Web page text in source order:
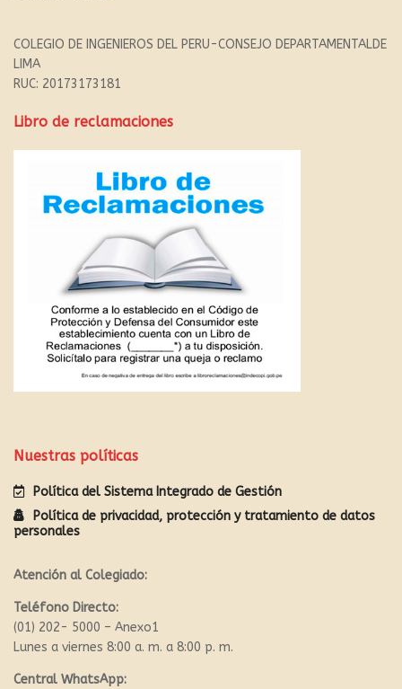
COLEGIO DE INGENIEROS DEL PERU-CONSEJO DEPARTAMENTALDE
LIMA
RUC: 20173173181
Libro de reclamaciones
Nuestras políticas
Política del Sistema Integrado de Gestión
Política de privacidad, protección y tratamiento de datos
personales
Atención al Colegiado:
Teléfono Directo:
(01) 202- 5000 – Anexo1
Lunes a viernes 8:00 a. m. a 8:00 p. m.
Central WhatsApp: